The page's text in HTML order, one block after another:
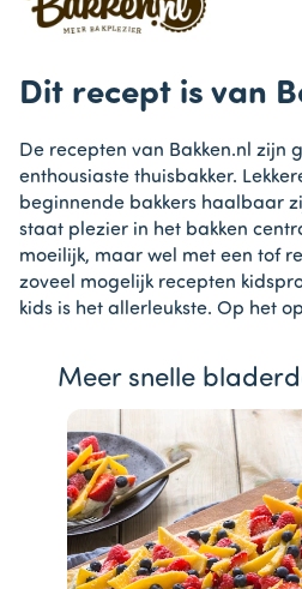
Dit recept is van
De recepten van Bakken.nl zijn
enthousiaste thuisbakker.
beginnende bakkers haalbaar
staat plezier in het bakken
moeilijk, maar wel met een tof
zoveel mogelijk recepten
kids is het allerleukste. Op het
Meer snelle